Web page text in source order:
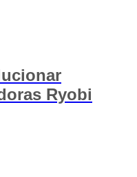
Ryobi